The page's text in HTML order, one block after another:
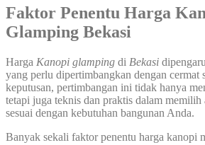
Faktor Penentu Harga
Glamping Bekasi
Harga Kanopi glamping di Bekasi
yang perlu dipertimbangkan dengan cermat
keputusan, pertimbangan ini tidak hanya
tetapi juga teknis dan praktis dalam memilih
sesuai dengan kebutuhan bangunan Anda.
Banyak sekali faktor penentu harga kanopi